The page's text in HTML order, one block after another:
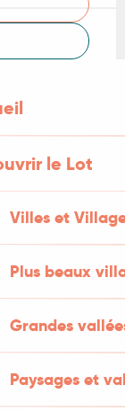
le Lot
Villes et
Plus beaux
Grandes
Paysages et
vieux
dispose
jardin.
au départ